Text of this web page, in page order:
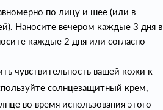
по лицу и шее (или в
Наносите вечером каждые 3 дня в
каждые 2 дня или согласно
чувствительность вашей кожи к
солнцезащитный крем,
во время использования этого